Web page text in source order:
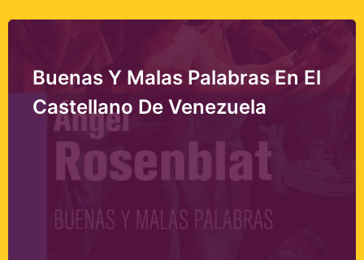
Buenas Y Malas Palabras En El
Castellano De Venezuela